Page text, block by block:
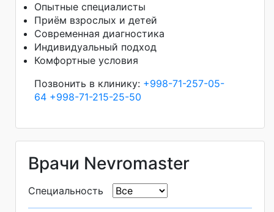
Опытные специалисты
Приём взрослых и детей
Современная диагностика
Индивидуальный подход
Комфортные условия
Позвонить в клинику: +998-71-257-05-
64 +998-71-215-25-50
Врачи Nevromaster
Специальность